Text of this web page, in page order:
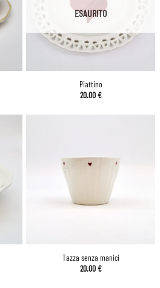
ESAURITO
Piattino
20.00€
Tazza senza manici
20.00€